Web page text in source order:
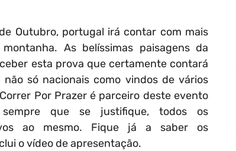
Outubro, portugal irá contar com mais
As belíssimas paisagens da
esta prova que certamente contará
só nacionais como vindos de vários
Por Prazer é parceiro deste evento
que se justifique, todos os
ao mesmo. Fique já a saber os
o vídeo de apresentação.